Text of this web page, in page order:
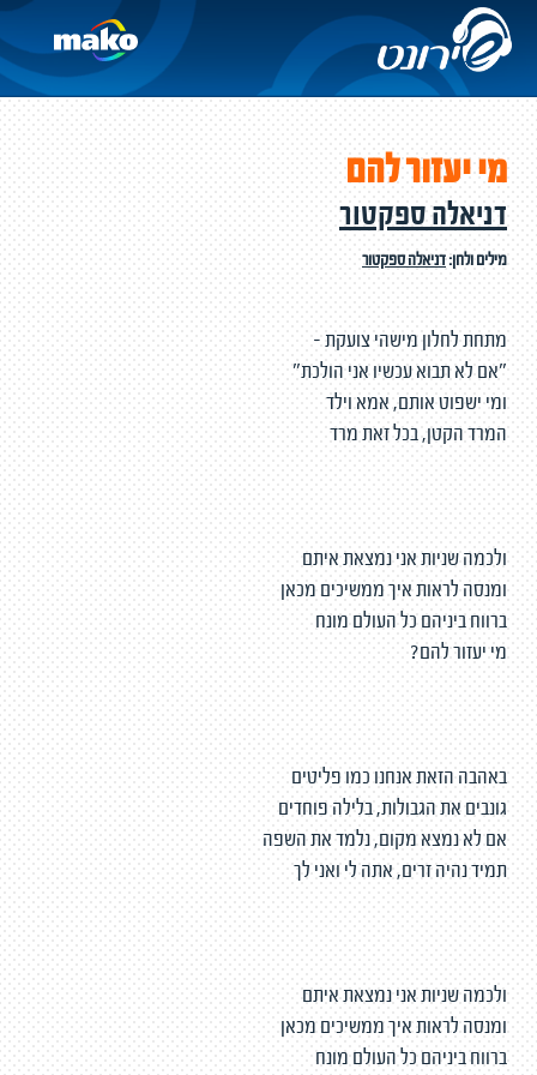
מי יעזור להם
דניאלה ספקטור
מילים ולחן:דניאלה ספקטור
מתחת לחלון מישהי צועקת -
״אם לא תבוא עכשיו אני הולכת״
ומי ישפוט אותם, אמא וילד
המרד הקטן, בכל זאת מרד
ולכמה שניות אני נמצאת איתם
ומנסה לראות איך ממשיכים מכאן
ברווח ביניהם כל העולם מונח
מי יעזור להם?
באהבה הזאת אנחנו כמו פליטים
גונבים את הגבולות, בלילה פוחדים
אם לא נמצא מקום, נלמד את השפה
תמיד נהיה זרים, אתה לי ואני לך
ולכמה שניות אני נמצאת איתם
ומנסה לראות איך ממשיכים מכאן
ברווח ביניהם כל העולם מונח